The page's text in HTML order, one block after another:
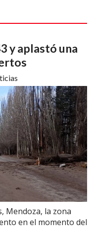
y aplastó una
Mendoza, la zona
en el momento del